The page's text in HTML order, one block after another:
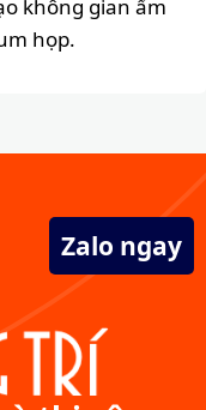
không gian ấm
họp.
Zalo ngay